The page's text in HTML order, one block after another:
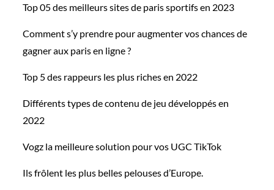
Top 05 des meilleurs sites de paris sportifs en 2023
Comment s’y prendre pour augmenter vos chances de
gagner aux paris en ligne ?
Top 5 des rappeurs les plus riches en 2022
Différents types de contenu de jeu développés en
2022
Vogz la meilleure solution pour vos UGC TikTok
Ils frôlent les plus belles pelouses d’Europe.